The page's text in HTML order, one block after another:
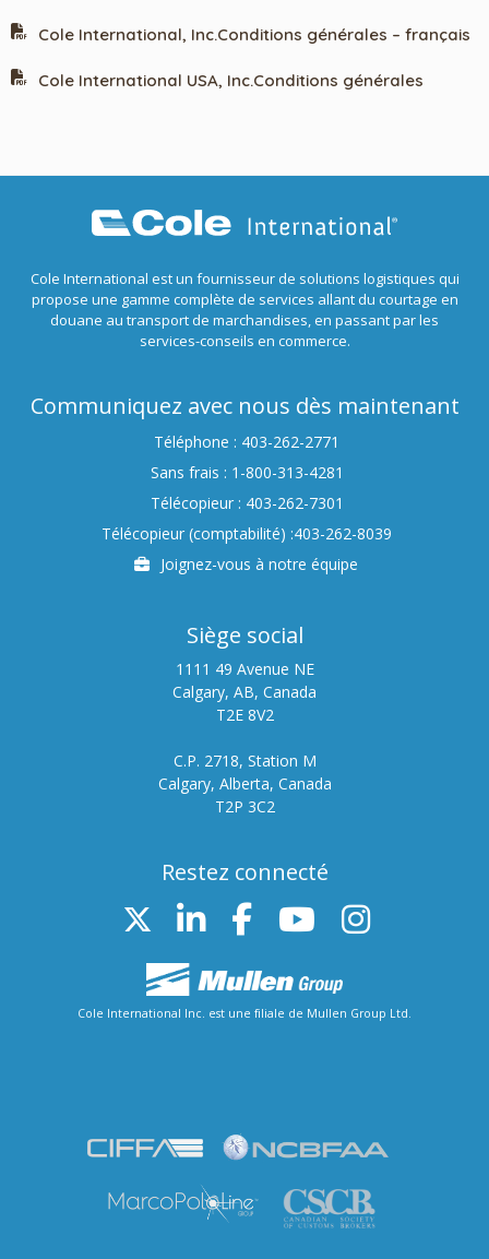
Cole International, Inc.Conditions générales – français
Cole International USA, Inc.Conditions générales
Cole International est un fournisseur de solutions logistiques qui
propose une gamme complète de services allant du courtage en
douane au transport de marchandises, en passant par les
services-conseils en commerce.
Communiquez avec nous dès maintenant
Téléphone : 403-262-2771
Sans frais : 1-800-313-4281
Télécopieur : 403-262-7301
Télécopieur (comptabilité) :403-262-8039
Carrières
Joignez-vous à notre équipe
Siège social
1111 49 Avenue NE
Calgary, AB, Canada
T2E 8V2
C.P. 2718, Station M
Calgary, Alberta, Canada
T2P 3C2
Restez connecté
TwitterLinkedIn
FB YouTube
Cole International Inc. est une filiale de Mullen Group Ltd.